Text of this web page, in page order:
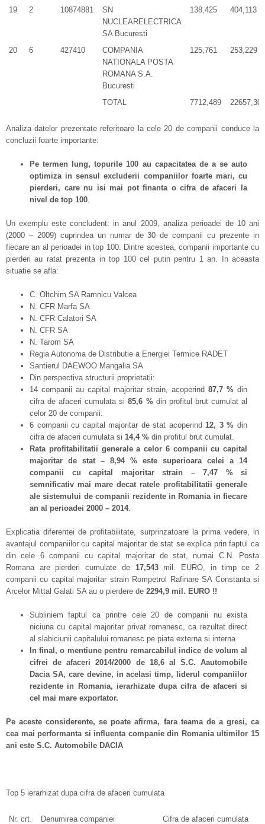
19 2 10874881
SN
NUCLEARELECTRICA
SA Bucuresti
138,425 404,113
20 6 427410
COMPANIA
NATIONALA POSTA
ROMANA S.A.
Bucuresti
125,761 253,229
TOTAL 7712,489 22657,303
Analiza datelor prezentate referitoare la cele 20 de companii conduce la
concluzii foarte importante:
Pe termen lung, topurile 100 au capacitatea de a se auto
optimiza in sensul excluderii companiilor foarte mari, cu
pierderi, care nu isi mai pot finanta o cifra de afaceri la
nivel de top 100.
Un exemplu este concludent: in anul 2009, analiza perioadei de 10 ani
(2000 – 2009) cuprindea un numar de 30 de companii cu prezente in
fiecare an al perioadei in top 100. Dintre acestea, companii importante cu
pierderi au ratat prezenta in top 100 cel putin pentru 1 an. In aceasta
situatie se afla:
C. Oltchim SA Ramnicu Valcea
N. CFR Marfa SA
N. CFR Calatori SA
N. CFR SA
N. Tarom SA
Regia Autonoma de Distributie a Energiei Termice RADET
Santierul DAEWOO Mangalia SA
Din perspectiva structurii proprietatii:
14 companii au capital majoritar strain, acoperind 87,7 % din
cifra de afaceri cumulata si85,6 %din profitul brut cumulat al
celor 20 de companii.
6 companii cu capital majoritar de stat acoperind12, 3 %din
cifra de afaceri cumulata si 14,4 % din profitul brut cumulat.
Rata profitabilitatii generale a celor 6 companii cu capital
majoritar de stat – 8,94 % este superioara celei a 14
companii cu capital majoritar strain – 7,47 % si
semnificativ mai mare decat ratele profitabilitatii generale
ale sistemului de companii rezidente in Romania in fiecare
an al perioadei 2000 – 2014.
Explicatia diferentei de profitabilitate, surprinzatoare la prima vedere, in
avantajul companiilor cu capital majoritar de stat se explica prin faptul ca
din cele 6 companii cu capital majoritar de stat, numai C.N. Posta
Romana are pierderi cumulate de 17,543mil. EURO, in timp ce 2
companii cu capital majoritar strain Rompetrol Rafinare SA Constanta si
Arcelor Mittal Galati SA au o pierdere de 2294,9 mil. EURO !!
Subliniem faptul ca printre cele 20 de companii nu exista
niciuna cu capital majoritar privat romanesc, ca rezultat direct
al slabiciunii capitalului romanesc pe piata externa si interna
In final, o mentiune pentru remarcabilul indice de volum al
cifrei de afaceri 2014/2000 de 18,6 al S.C. Aautomobile
Dacia SA, care devine, in acelasi timp, liderul companiilor
rezidente in Romania, ierarhizate dupa cifra de afaceri si
cel mai mare exportator.
Pe aceste considerente, se poate afirma, fara teama de a gresi, ca
cea mai performanta si influenta companie din Romania ultimilor 15
ani este S.C. Automobile DACIA
Top 5 ierarhizat dupa cifra de afaceri cumulata
Nr. crt. Denumirea companiei
Cifra de afaceri cumulata